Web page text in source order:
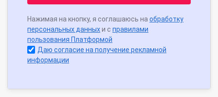
Нажимая на кнопку, я соглашаюсь на обработку
персональных данныхи с правилами
пользования Платформой
Даю согласие на получение рекламной
информации